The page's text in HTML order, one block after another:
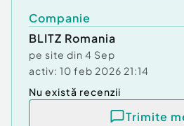
Priveliște deschisă și
Avantaje locație:
Zonă bine conectată la
facilități și puncte de interes
Comfort
Companie
BLITZ Romania
pe site din 4 Sep
activ: 10 feb 2026 21:14
Nu există recenzii
Trimite